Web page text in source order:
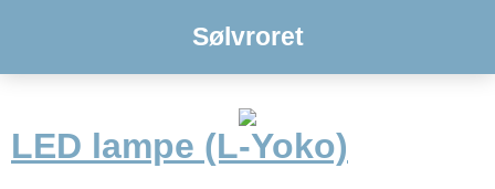
Sølvroret
LED lampe (L-Yoko)